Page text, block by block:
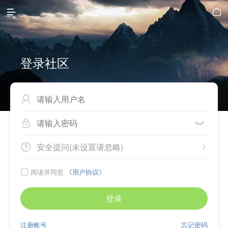
 
登录社区

 
 
安全提问(未设置请忽略)
 阅读并同意 《用户协议》
登录
忘记密码
注册帐号